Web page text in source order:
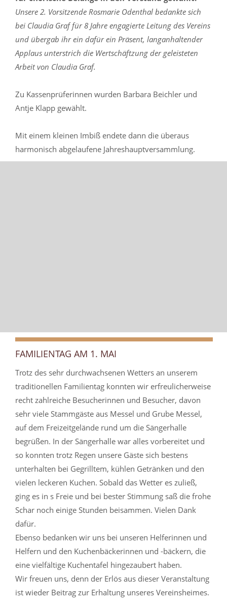
Unsere 2. Vorsitzende Rosmarie Odenthal bedankte sich
bei Claudia Graf für 8 Jahre engagierte Leitung des Vereins
und übergab ihr ein dafür ein Präsent, langanhaltender
Applaus unterstrich die Wertschäftzung der geleisteten
Arbeit von Claudia Graf.
Zu Kassenprüferinnen wurden Barbara Beichler und
Antje Klapp gewählt.
Mit einem kleinen Imbiß endete dann die überaus
harmonisch abgelaufene Jahreshauptversammlung.
FAMILIENTAG AM 1. MAI
Trotz des sehr durchwachsenen Wetters an unserem
traditionellen Familientag konnten wir erfreulicherweise
recht zahlreiche Besucherinnen und Besucher, davon
sehr viele Stammgäste aus Messel und Grube Messel,
auf dem Freizeitgelände rund um die Sängerhalle
begrüßen. In der Sängerhalle war alles vorbereitet und
so konnten trotz Regen unsere Gäste sich bestens
unterhalten bei Gegrilltem, kühlen Getränken und den
vielen leckeren Kuchen. Sobald das Wetter es zuließ,
ging es in s Freie und bei bester Stimmung saß die frohe
Schar noch einige Stunden beisammen. Vielen Dank
dafür.
Ebenso bedanken wir uns bei unseren Helferinnen und
Helfern und den Kuchenbäckerinnen und -bäckern, die
eine vielfältige Kuchentafel hingezaubert haben.
Wir freuen uns, denn der Erlös aus dieser Veranstaltung
ist wieder Beitrag zur Erhaltung unseres Vereinsheimes.